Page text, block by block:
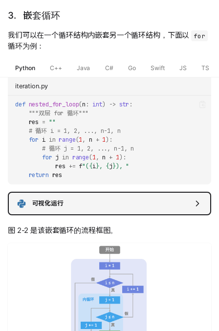
3. 嵌套循环
我们可以在一个循环结构内嵌套另一个循环结构，下面以 for
循环为例：
Python C++ Java C# Go Swift JS TS
iteration.py
def nested_for_loop(n : int) -> str :
"""双层 for 循环"""
res = ""
# 循环 i = 1, 2, ..., n-1, n
for i in range(1, n + 1):
# 循环 j = 1, 2, ..., n-1, n
for j in range(1, n + 1):
res += f"({i}, {j}), "
return res
可视化运行
图 2-2 是该嵌套循环的流程框图。